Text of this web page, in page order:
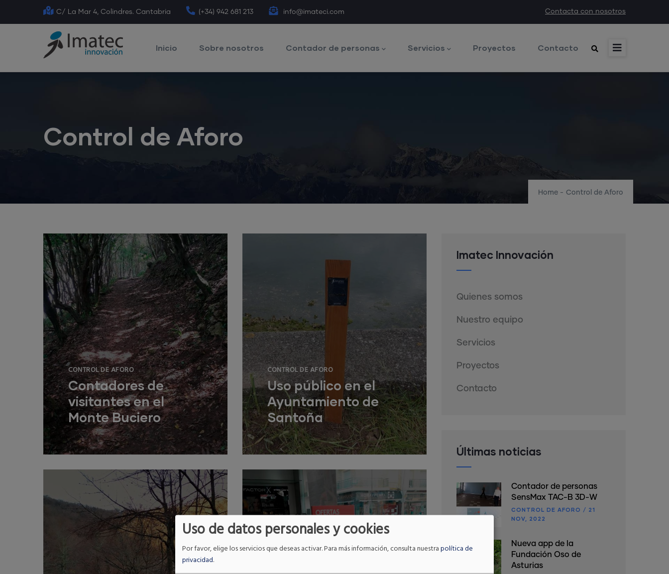
to
C/ La Mar 4, Colindres. Cantabria (+34) 942 681 213 info@imateci.com Contacta con nosotros
Navigation
Inicio Sobre nosotros Contador de personas Servicios Proyectos Contacto
Control de Aforo
Home - Control de Aforo
CONTROL DE AFORO
Contadores de
visitantes en el
Monte Buciero
La Dirección General del Medio
Natural de Cantabria concedió a
Imatec Innovación una ayuda para
la realización del pr
Read More
CONTROL DE AFORO
Uso público en el
Ayuntamiento de
Santoña
Instalación de dispositivos de
conteo de visitantes para disponer
de una herramienta de análisis de
la afluencia de v
Read More
Imatec Innovación
Quienes somos
Nuestro equipo
Servicios
Proyectos
Contacto
Últimas noticias
Contador de personas
SensMax TAC-B 3D-W
CONTROL DE AFORO / 21
NOV, 2022
Nueva app de la
Fundación Oso de
Asturias
Uso de datos personales y cookies
Por favor, elige los servicios que deseas activar.Para más información, consulta nuestrapolítica de
privacidad.